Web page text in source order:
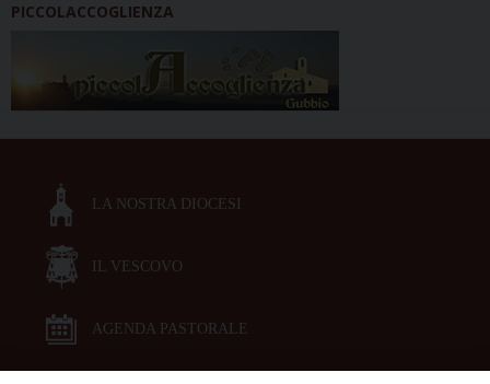
PICCOLACCOGLIENZA
LA NOSTRA DIOCESI
IL VESCOVO
AGENDA PASTORALE